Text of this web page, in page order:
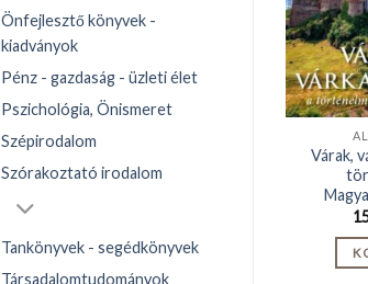
Önfejlesztő könyvek -
kiadványok
Pénz - gazdaság - üzleti élet
Pszichológia, Önismeret
Szépirodalom
Szórakoztató irodalom
Tankönyvek - segédkönyvek
Társadalomtudományok
Várak,